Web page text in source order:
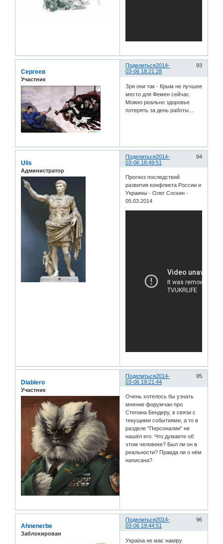
Поделиться 93
2014-
03-06 18:21:28
Сергеев
Участник
Зря они так - Крым не лучшее
место для Фемен сейчас.
Можно реально здоровье
потерять за день работы....
Поделиться 94
2014-
03-06 18:49:51
Ulis
Администратор
Прогноз последствий
развития конфликта России и
Украины - Олег Соскин -
05.03.2014
Поделиться 95
2014-
03-06 19:21:44
Diablero
Участник
Очень хотелось бы узнать
мнение форумчан про
Степана Бендеру, в связи с
текущими событиями, а то в
разделе "Персоналии" не
нашёл его. Что думаете об
этом человеке? Был ли он в
реальности? Правда ли о нём
написана?
Поделиться 96
2014-
03-06 19:44:51
Ahnenerbe
Заблокирован
Україна не має наміру